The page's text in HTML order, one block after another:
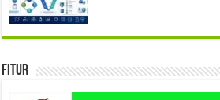
Fitur